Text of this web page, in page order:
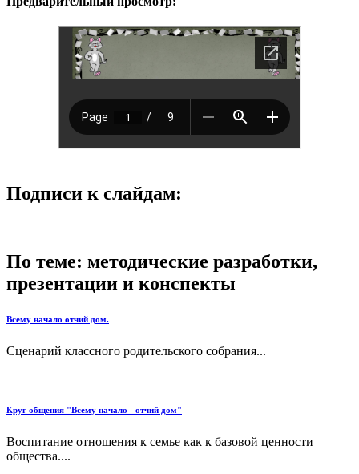
Подписи к слайдам:
По теме: методические разработки,
презентации и конспекты
Всему начало отчий дом.
Сценарий классного родительского собрания...
Круг общения "Всему начало - отчий дом"
Воспитание отношения к семье как к базовой ценности
общества....